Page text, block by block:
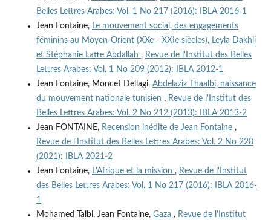
Belles Lettres Arabes: Vol. 1 No 217 (2016): IBLA 2016-1
Jean Fontaine, Le mouvement social, des engagements
féminins au Moyen-Orient (XXe - XXIe siècles), Leyla Dakhli
et Stéphanie Latte Abdallah , Revue de l'Institut des Belles
Lettres Arabes: Vol. 1 No 209 (2012): IBLA 2012-1
Jean Fontaine, Moncef Dellagi, Abdelaziz Thaalbi, naissance
du mouvement nationale tunisien , Revue de l'Institut des
Belles Lettres Arabes: Vol. 2 No 212 (2013): IBLA 2013-2
Jean FONTAINE, Recension inédite de Jean Fontaine ,
Revue de l'Institut des Belles Lettres Arabes: Vol. 2 No 228
(2021): IBLA 2021-2
Jean Fontaine, L'Afrique et la mission , Revue de l'Institut
des Belles Lettres Arabes: Vol. 1 No 217 (2016): IBLA 2016-
1
Mohamed Talbi, Jean Fontaine, Gaza , Revue de l'Institut